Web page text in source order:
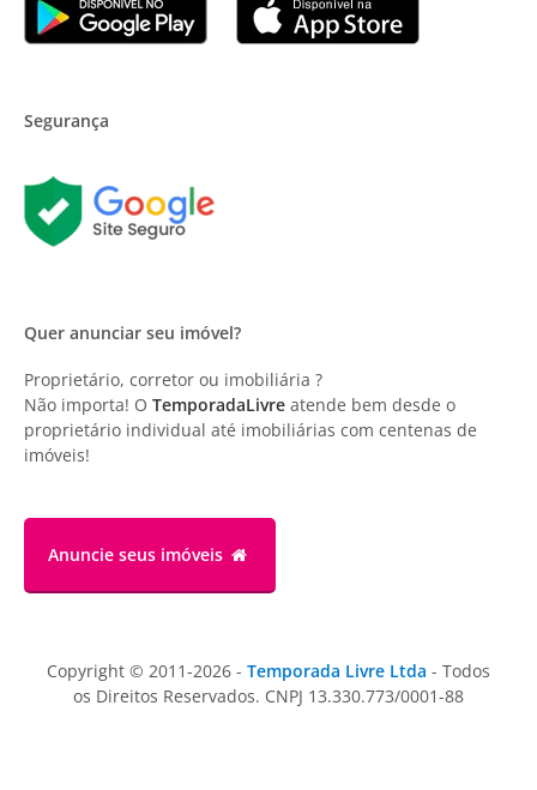
Segurança
Quer anunciar seu imóvel?
Proprietário, corretor ou imobiliária ?
Não importa! O TemporadaLivre atende bem desde o
proprietário individual até imobiliárias com centenas de
imóveis!
Anuncie seus imóveis
Copyright © 2011-2026 - Temporada Livre Ltda - Todos
os Direitos Reservados. CNPJ 13.330.773/0001-88